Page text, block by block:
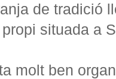
de tradició
situada a
molt ben